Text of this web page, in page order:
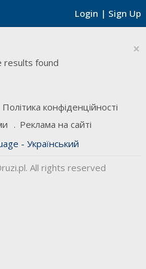
Login | Sign Up
×
results found
Політика конфіденційності
Реклама на сайті
- Український
All rights reserved